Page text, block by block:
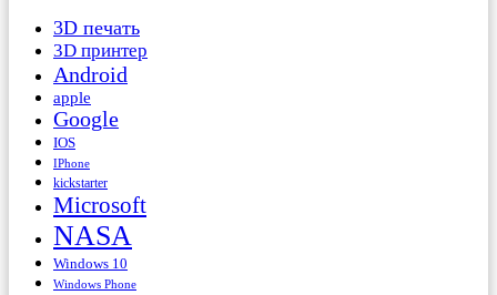
3D печать
3D принтер
Android
apple
Google
IOS
IPhone
kickstarter
Microsoft
NASA
Windows 10
Windows Phone